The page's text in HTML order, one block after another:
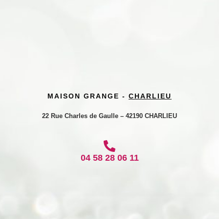
MAISON GRANGE - CHARLIEU
22 Rue Charles de Gaulle – 42190 CHARLIEU
04 58 28 06 11